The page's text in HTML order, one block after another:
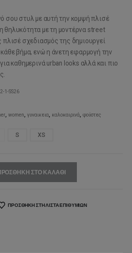
σου στυλ με αυτή την κομψή πλισέ
θηλυκότητα με τη μοντέρνα street
πλισέ σχεδιασμός της δημιουργεί
βήμα, ενώ η άνετη εφαρμογή την
καθημερινά urban looks αλλά και πιο
1-SS26
,women,γυναικεια, καλοκαιρινά,φούστες
S XS
ΣΤΟ ΚΑΛΆΘΙ
ΠΡΟΣΘΉΚΗ ΣΤΗ ΛΊΣΤΑ ΕΠΙΘΥΜΙΏΝ